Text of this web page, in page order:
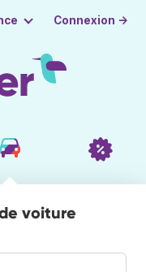
Connexion →
voiture